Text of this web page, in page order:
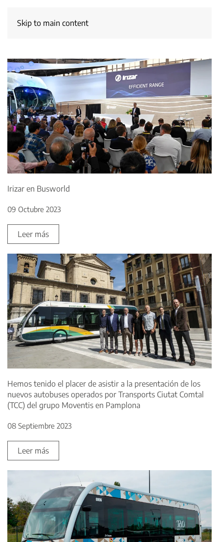
Skip to main content
Irizar en Busworld
09 Octubre 2023
Leer más
Hemos tenido el placer de asistir a la presentación de los
nuevos autobuses operados por Transports Ciutat Comtal
(TCC) del grupo Moventis en Pamplona
08 Septiembre 2023
Leer más